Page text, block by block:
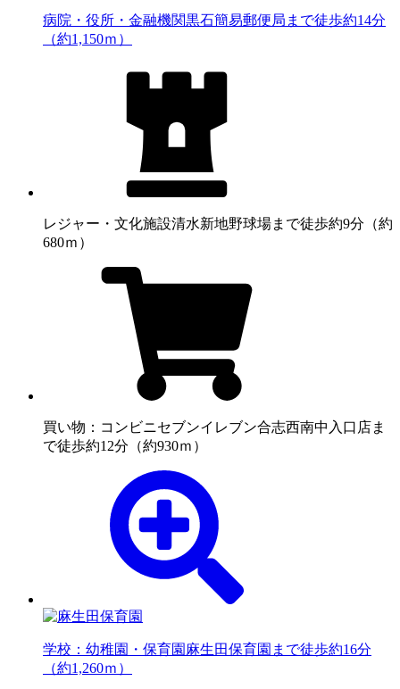
病院・役所・金融機関黒石簡易郵便局まで徒歩約14分
（約1,150ｍ）
レジャー・文化施設清水新地野球場まで徒歩約9分（約
680ｍ）
買い物：コンビニセブンイレブン合志西南中入口店ま
で徒歩約12分（約930ｍ）
学校：幼稚園・保育園 麻生田保育園まで徒歩約16分
（約1,260ｍ）